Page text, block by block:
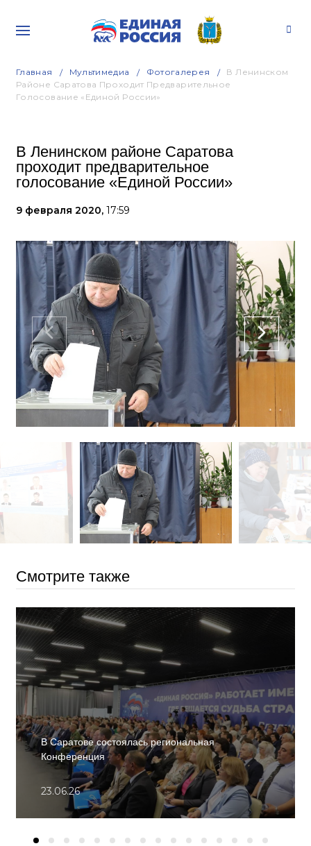
Главная Мультимедиа Фотогалерея
В Ленинском
Районе Саратова Проходит Предварительное
Голосование «Единой России»
В Ленинском районе Саратова
проходит предварительное
голосование «Единой России»
9 февраля 2020, 17:59
Смотрите также
В Саратове состоялась региональная
Конференция
23.06.26